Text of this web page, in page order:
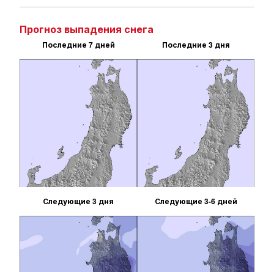
Прогноз выпадения снега
Последние 7 дней Последние 3 дня
Следующие 3 дня Следующие 3-6 дней